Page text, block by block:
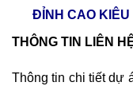
ĐỈNH CAO KIÊU
THÔNG TIN LIÊN
Thông tin chi tiết dự